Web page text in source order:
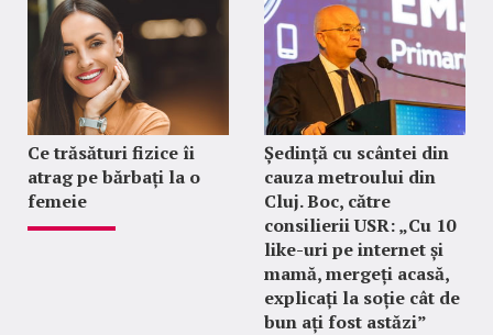
Ce trăsături fizice îi
atrag pe bărbați la o
femeie
Ședință cu scântei din
cauza metroului din
Cluj. Boc, către
consilierii USR: „Cu 10
like-uri pe internet și
mamă, mergeți acasă,
explicați la soție cât de
bun ați fost astăzi”